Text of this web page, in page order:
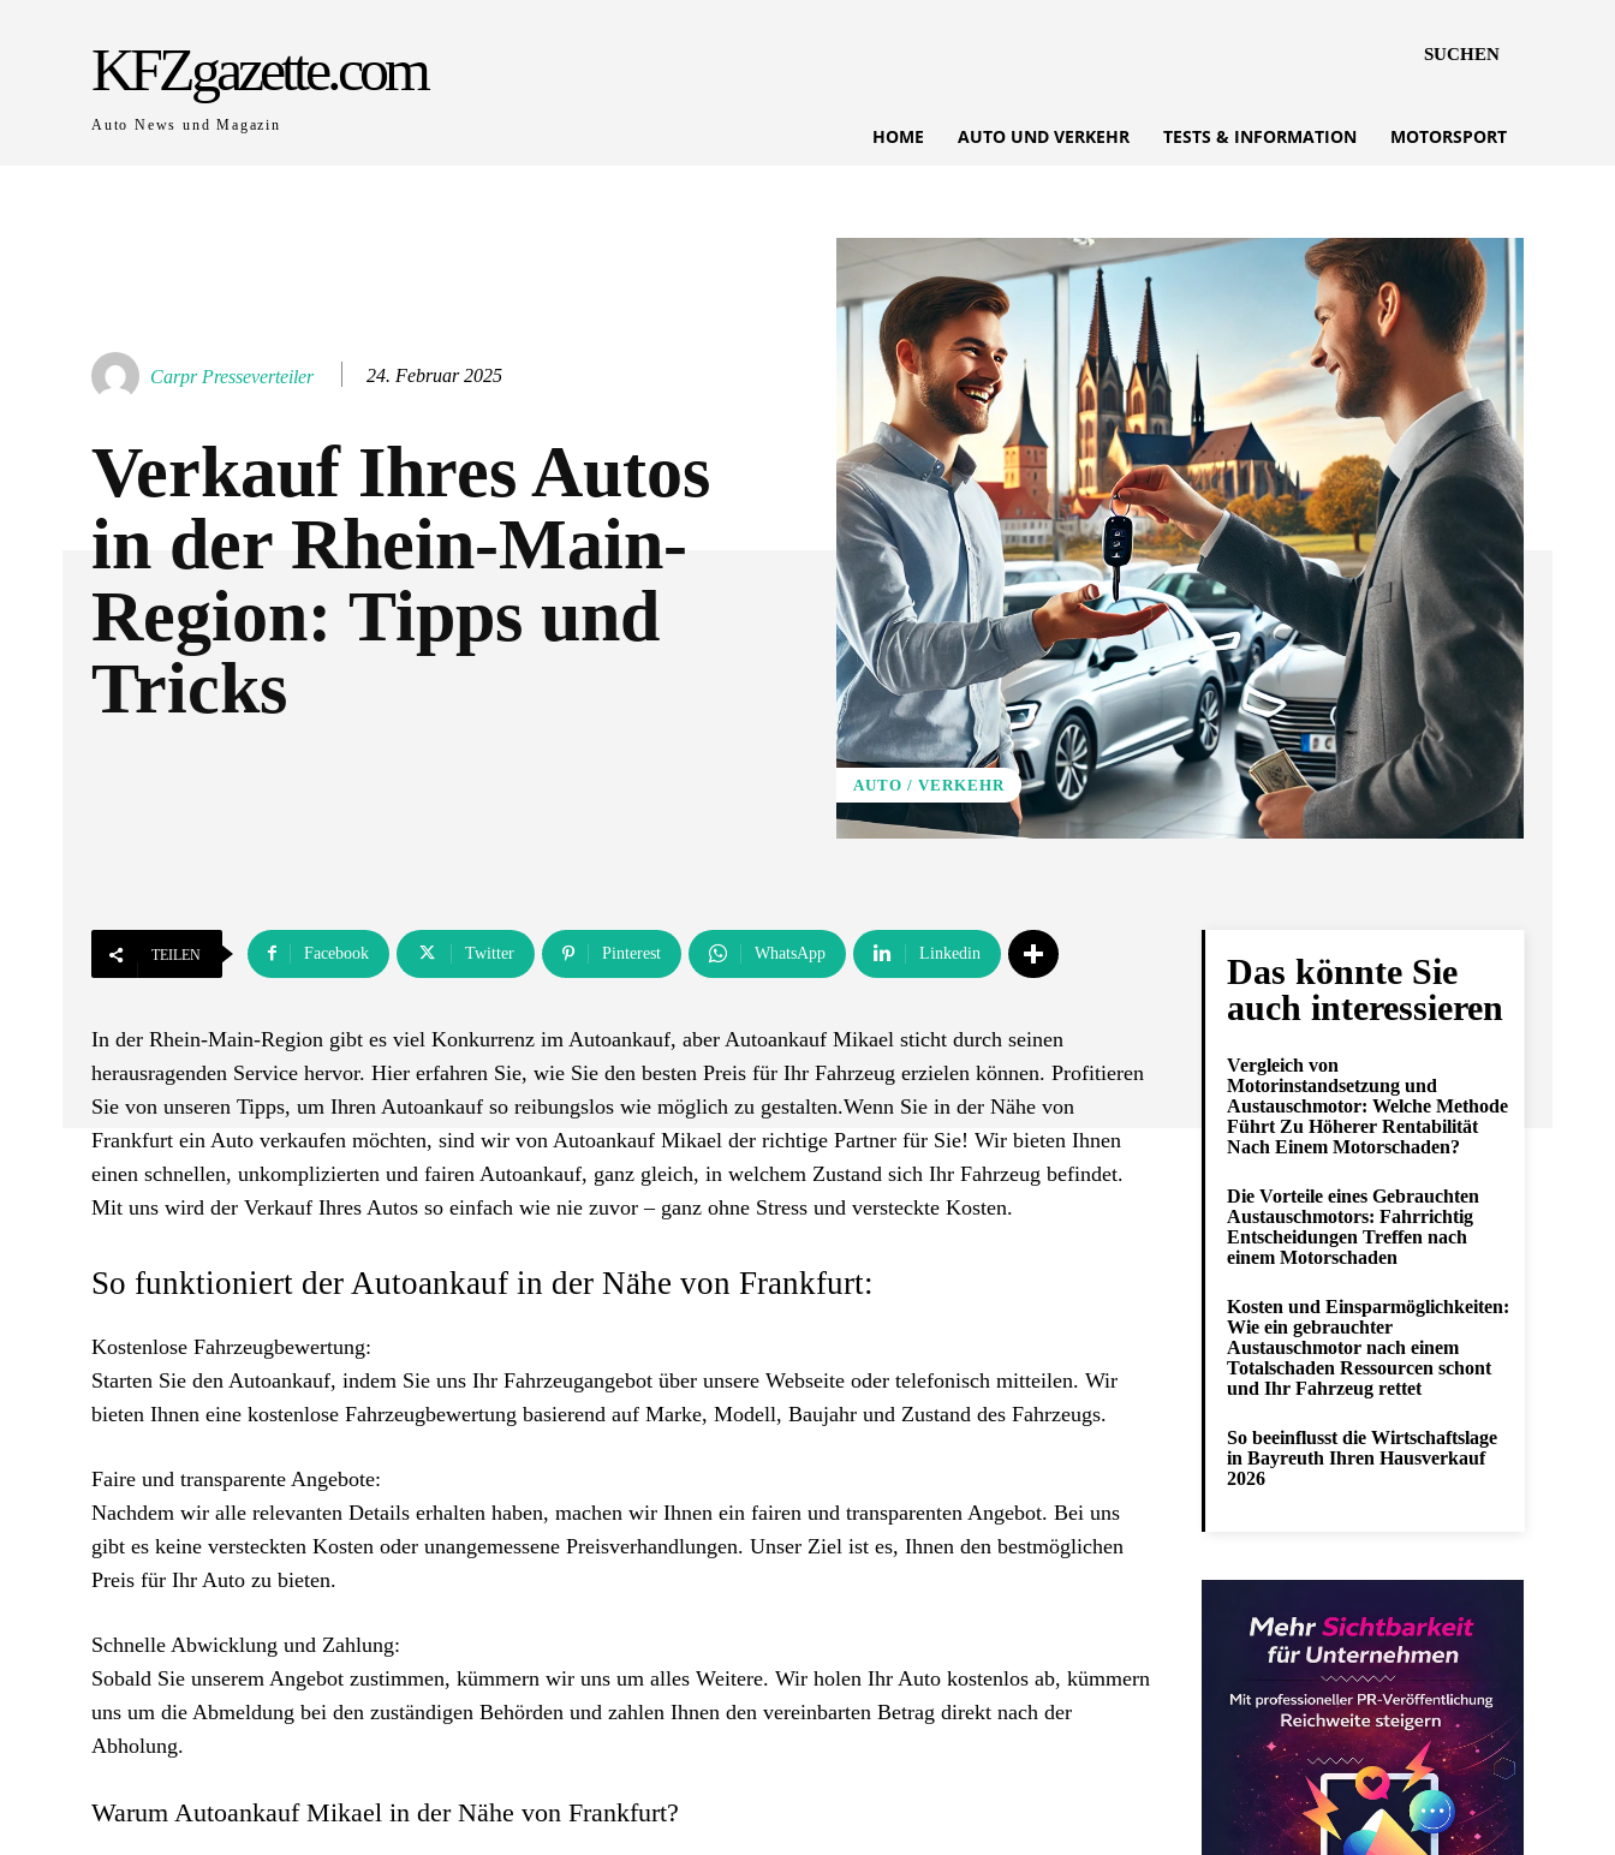
KFZgazette.com
Auto News und Magazin
SUCHEN
HOME AUTO UND VERKEHR TESTS & INFORMATION MOTORSPORT
Carpr Presseverteiler 24. Februar 2025
Verkauf Ihres Autos
in der Rhein-Main-
Region: Tipps und
Tricks
AUTO / VERKEHR
TEILEN Facebook Twitter Pinterest WhatsApp Linkedin
In der Rhein-Main-Region gibt es viel Konkurrenz im Autoankauf, aber Autoankauf Mikael sticht durch seinen
herausragenden Service hervor. Hier erfahren Sie, wie Sie den besten Preis für Ihr Fahrzeug erzielen können. Profitieren
Sie von unseren Tipps, um Ihren Autoankauf so reibungslos wie möglich zu gestalten.Wenn Sie in der Nähe von
Frankfurt ein Auto verkaufen möchten, sind wir von Autoankauf Mikael der richtige Partner für Sie! Wir bieten Ihnen
einen schnellen, unkomplizierten und fairen Autoankauf, ganz gleich, in welchem Zustand sich Ihr Fahrzeug befindet.
Mit uns wird der Verkauf Ihres Autos so einfach wie nie zuvor – ganz ohne Stress und versteckte Kosten.
So funktioniert der Autoankauf in der Nähe von Frankfurt:
Kostenlose Fahrzeugbewertung:
Starten Sie den Autoankauf, indem Sie uns Ihr Fahrzeugangebot über unsere Webseite oder telefonisch mitteilen. Wir
bieten Ihnen eine kostenlose Fahrzeugbewertung basierend auf Marke, Modell, Baujahr und Zustand des Fahrzeugs.
Faire und transparente Angebote:
Nachdem wir alle relevanten Details erhalten haben, machen wir Ihnen ein fairen und transparenten Angebot. Bei uns
gibt es keine versteckten Kosten oder unangemessene Preisverhandlungen. Unser Ziel ist es, Ihnen den bestmöglichen
Preis für Ihr Auto zu bieten.
Schnelle Abwicklung und Zahlung:
Sobald Sie unserem Angebot zustimmen, kümmern wir uns um alles Weitere. Wir holen Ihr Auto kostenlos ab, kümmern
uns um die Abmeldung bei den zuständigen Behörden und zahlen Ihnen den vereinbarten Betrag direkt nach der
Abholung.
Warum Autoankauf Mikael in der Nähe von Frankfurt?
Das könnte Sie
auch interessieren
Vergleich von
Motorinstandsetzung und
Austauschmotor: Welche Methode
Führt Zu Höherer Rentabilität
Nach Einem Motorschaden?
Die Vorteile eines Gebrauchten
Austauschmotors: Fahrrichtig
Entscheidungen Treffen nach
einem Motorschaden
Kosten und Einsparmöglichkeiten:
Wie ein gebrauchter
Austauschmotor nach einem
Totalschaden Ressourcen schont
und Ihr Fahrzeug rettet
So beeinflusst die Wirtschaftslage
in Bayreuth Ihren Hausverkauf
2026